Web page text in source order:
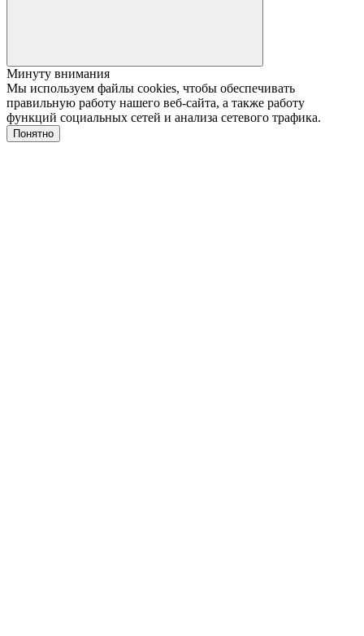
Минуту внимания
Мы используем файлы cookies, чтобы обеспечивать
правильную работу нашего веб-сайта, а также работу
функций социальных сетей и анализа сетевого трафика.
Понятно